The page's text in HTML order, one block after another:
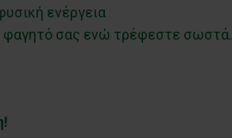
ενέργεια
φαγητό σας ενώ τρέφεστε σωστά.